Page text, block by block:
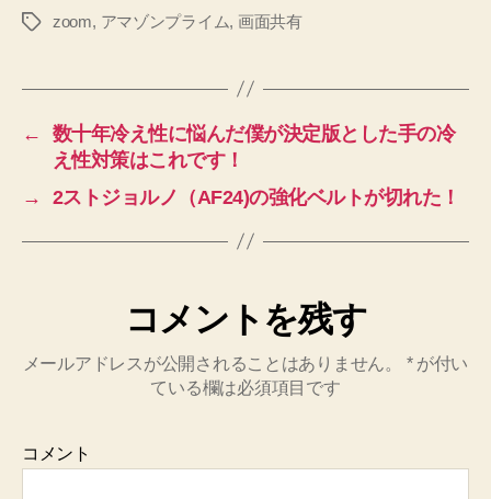
タ
zoom, アマゾンプライム, 画面共有
←
数十年冷え性に悩んだ僕が決定版とした手の冷
え性対策はこれです！
→
2ストジョルノ（AF24)の強化ベルトが切れた！
コメントを残す
メールアドレスが公開されることはありません。 *が付い
ている欄は必須項目です
コメント